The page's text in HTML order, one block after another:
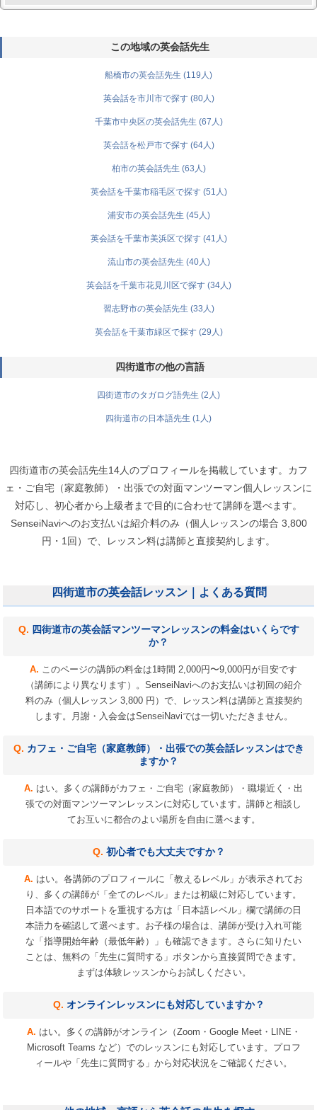
この地域の英会話先生
船橋市の英会話先生 (119人)
英会話を市川市で探す (80人)
千葉市中央区の英会話先生 (67人)
英会話を松戸市で探す (64人)
柏市の英会話先生 (63人)
英会話を千葉市稲毛区で探す (51人)
浦安市の英会話先生 (45人)
英会話を千葉市美浜区で探す (41人)
流山市の英会話先生 (40人)
英会話を千葉市花見川区で探す (34人)
習志野市の英会話先生 (33人)
英会話を千葉市緑区で探す (29人)
四街道市の他の言語
四街道市のタガログ語先生 (2人)
四街道市の日本語先生 (1人)
四街道市の英会話先生14人のプロフィールを掲載しています。カフ
ェ・ご自宅（家庭教師）・出張での対面マンツーマン個人レッスンに
対応し、初心者から上級者まで目的に合わせて講師を選べます。
SenseiNaviへのお支払いは紹介料のみ（個人レッスンの場合 3,800
円・1回）で、レッスン料は講師と直接契約します。
四街道市の英会話レッスン｜よくある質問
四街道市の英会話マンツーマンレッスンの料金はいくらです
か？
このページの講師の料金は1時間 2,000円〜9,000円が目安です
（講師により異なります）。SenseiNaviへのお支払いは初回の紹介
料のみ（個人レッスン 3,800 円）で、レッスン料は講師と直接契約
します。月謝・入会金はSenseiNaviでは一切いただきません。
カフェ・ご自宅（家庭教師）・出張での英会話レッスンはでき
ますか？
はい。多くの講師がカフェ・ご自宅（家庭教師）・職場近く・出
張での対面マンツーマンレッスンに対応しています。講師と相談し
てお互いに都合のよい場所を自由に選べます。
初心者でも大丈夫ですか？
はい。各講師のプロフィールに「教えるレベル」が表示されてお
り、多くの講師が「全てのレベル」または初級に対応しています。
日本語でのサポートを重視する方は「日本語レベル」欄で講師の日
本語力を確認して選べます。お子様の場合は、講師が受け入れ可能
な「指導開始年齢（最低年齢）」も確認できます。さらに知りたい
ことは、無料の「先生に質問する」ボタンから直接質問できます。
まずは体験レッスンからお試しください。
オンラインレッスンにも対応していますか？
はい。多くの講師がオンライン（Zoom・Google Meet・LINE・
Microsoft Teams など）でのレッスンにも対応しています。プロフ
ィールや「先生に質問する」から対応状況をご確認ください。